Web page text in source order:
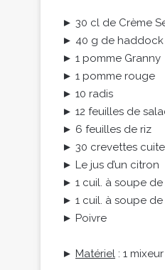
► 30 cl de Crème
► 40 g de haddock
► 1 pomme Granny
► 1 pomme rouge
► 10 radis
► 12 feuilles de
► 6 feuilles de riz
► 30 crevettes
► Le jus d’un citron
► 1 cuil. à soupe
► 1 cuil. à soupe
► Poivre
► Matériel : 1 mixeur